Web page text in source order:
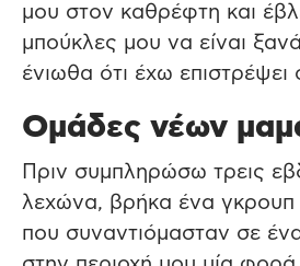
μου στον καθρέφτη και
μπούκλες μου να είναι
ένιωθα ότι έχω
Ομάδες νέων
Πριν συμπληρώσω τρεις
λεχώνα, βρήκα ένα
που συναντιόμασταν σε